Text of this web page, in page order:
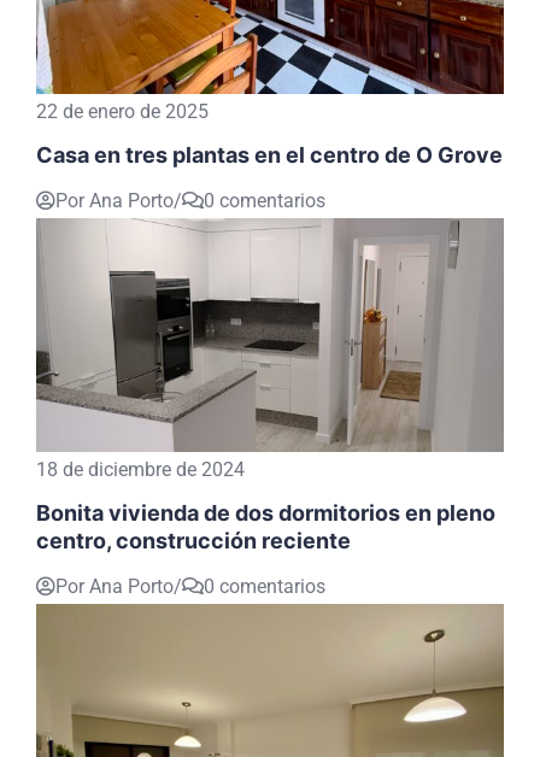
22 de enero de 2025
Casa en tres plantas en el centro de O Grove
Por Ana Porto/ 0 comentarios
18 de diciembre de 2024
Bonita vivienda de dos dormitorios en pleno
centro, construcción reciente
Por Ana Porto/ 0 comentarios